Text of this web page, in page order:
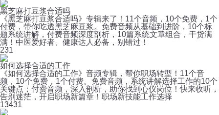
黑芝麻打豆浆合适吗
《黑芝麻打豆浆合适吗》专辑来了！11个音频，10个免费，1个
付费，带你吃透黑芝麻豆浆。免费音频从基础到进阶，10个标
题系统讲解，付费音频深度剖析，10篇系统文章组合，干货满
满！中医爱好者、健康达人必备，别错过！
231
如何选择合适的工作
《如何选择合适的工作》音频专辑，帮你职场转型！11个音
频，10个免费，1个付费。免费音频，系统讲解选择工作的10个
关键点；付费音频，深入剖析，助你找到心仪岗位！快来收听，
告别迷茫，开启职场新篇章！职场新技能工作选择
13431